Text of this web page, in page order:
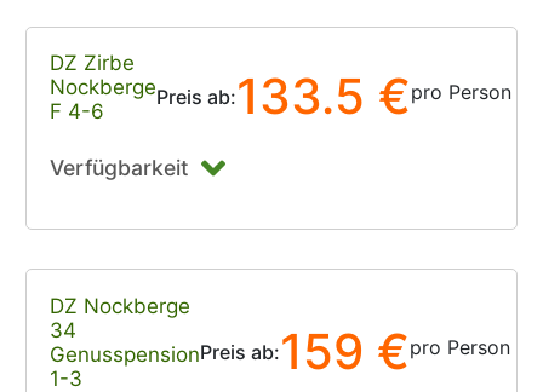
DZ Zirbe
Nockberge
F 4-6
Preis ab:133.5 €pro Person
Verfügbarkeit
DZ Nockberge
34
Genusspension
1-3
Preis ab:159 €pro Person